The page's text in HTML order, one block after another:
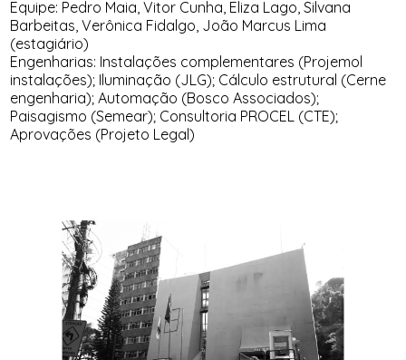
Equipe: Pedro Maia, Vitor Cunha, Eliza Lago, Silvana
Barbeitas, Verônica Fidalgo, João Marcus Lima
(estagiário)
Engenharias: Instalações complementares (Projemol
instalações); Iluminação (JLG); Cálculo estrutural (Cerne
engenharia); Automação (Bosco Associados);
Paisagismo (Semear); Consultoria PROCEL (CTE);
Aprovações (Projeto Legal)